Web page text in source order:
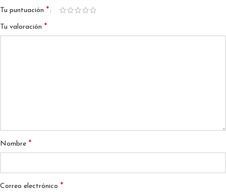
Tu puntuación *
Tu valoración *
Nombre *
Correo electrónico *